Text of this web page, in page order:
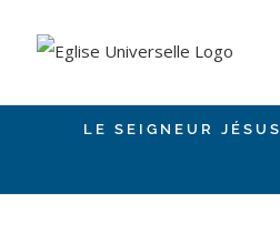
LE SEIGNEUR JÉSUS